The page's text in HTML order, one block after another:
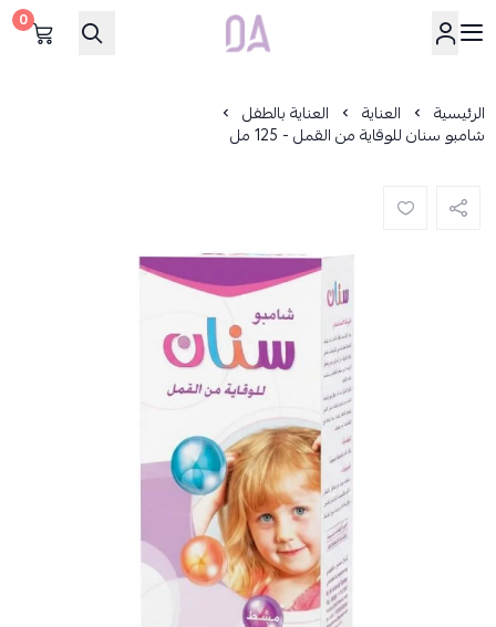
Dar Alamirat
0
الرئيسية العناية العناية بالطفل
شامبو سنان للوقاية من القمل - 125 مل